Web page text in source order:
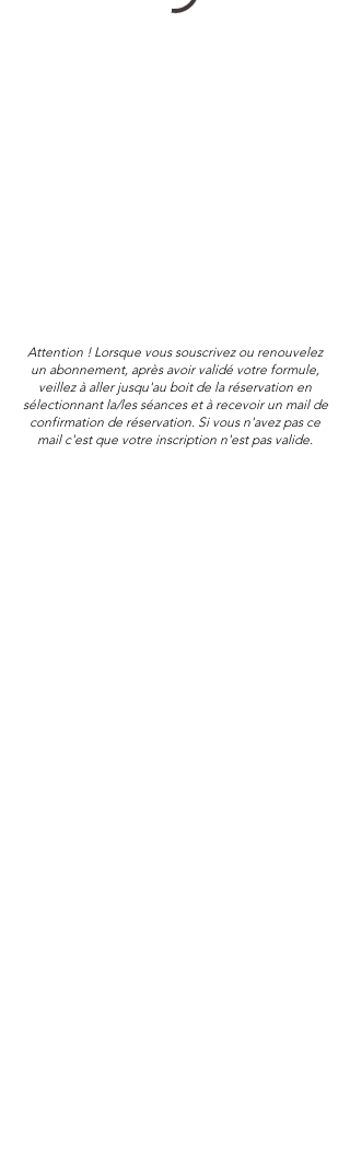
Attention ! Lorsque vous souscrivez ou renouvelez
un abonnement, après avoir validé votre formule,
veillez à aller jusqu'au boit de la réservation en
sélectionnant la/les séances et à recevoir un mail de
confirmation de réservation. Si vous n'avez pas ce
mail c'est que votre inscription n'est pas valide.